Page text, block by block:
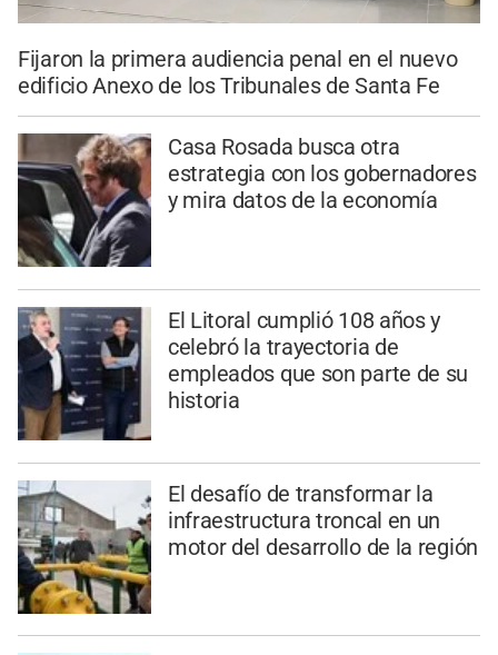
Fijaron la primera audiencia penal en el nuevo
edificio Anexo de los Tribunales de Santa Fe
Casa Rosada busca otra
estrategia con los gobernadores
y mira datos de la economía
El Litoral cumplió 108 años y
celebró la trayectoria de
empleados que son parte de su
historia
El desafío de transformar la
infraestructura troncal en un
motor del desarrollo de la región